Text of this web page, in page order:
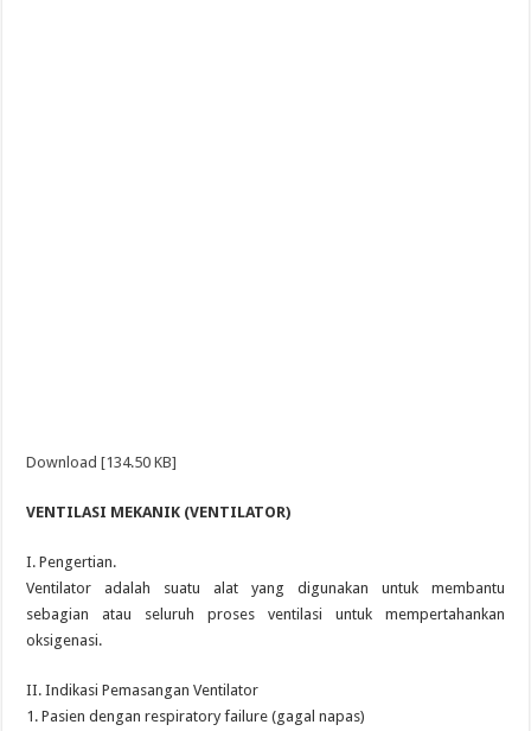
Download [134.50 KB]
VENTILASI MEKANIK (VENTILATOR)
I. Pengertian.
Ventilator adalah suatu alat yang digunakan untuk membantu
sebagian atau seluruh proses ventilasi untuk mempertahankan
oksigenasi.
II. Indikasi Pemasangan Ventilator
1. Pasien dengan respiratory failure (gagal napas)